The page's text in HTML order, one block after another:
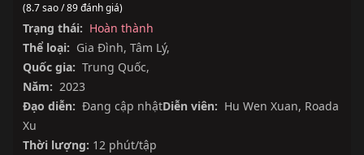
(8.7 sao / 89 đánh giá)
Trạng thái: Hoàn thành
Thể loại: Gia Đình, Tâm Lý,
Quốc gia: Trung Quốc,
Năm: 2023
Đạo diễn: Đang cập nhậtDiễn viên: Hu Wen Xuan, Roada
Xu
Thời lượng: 12 phút/tập